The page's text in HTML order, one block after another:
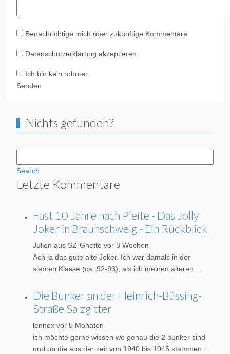
Benachrichtige mich über zukünftige Kommentare
Datenschutzerklärung akzeptieren
Ich bin kein roboter
Senden
Nichts gefunden?
Search
Letzte Kommentare
Fast 10 Jahre nach Pleite - Das Jolly
Joker in Braunschweig - Ein Rückblick
Julien aus SZ-Ghetto vor 3 Wochen
Ach ja das gute alte Joker. Ich war damals in der
siebten Klasse (ca. 92-93), als ich meinen älteren ...
Die Bunker an der Heinrich-Büssing-
Straße Salzgitter
lennox vor 5 Monaten
ich möchte gerne wissen wo genau die 2 bunker sind
und ob die aus der zeit von 1940 bis 1945 stammen ...